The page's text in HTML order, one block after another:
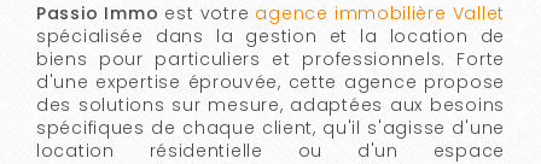
Passio Immo est votre agence immobilière Vallet
spécialisée dans la gestion et la location de
biens pour particuliers et professionnels. Forte
d'une expertise éprouvée, cette agence propose
des solutions sur mesure, adaptées aux besoins
spécifiques de chaque client, qu'il s'agisse d'une
location résidentielle ou d'un espace